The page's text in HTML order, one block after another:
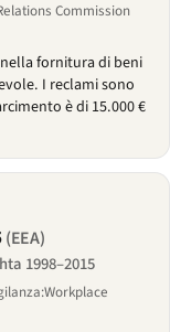
Commission
fornitura di beni
I reclami sono
è di 15.000 €
(EEA)
1998–2015